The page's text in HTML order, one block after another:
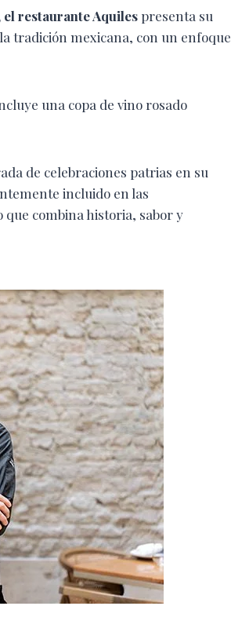
el restaurante Aquiles presenta su
tradición mexicana, con un enfoque
una copa de vino rosado
de celebraciones patrias en su
incluido en las
que combina historia, sabor y